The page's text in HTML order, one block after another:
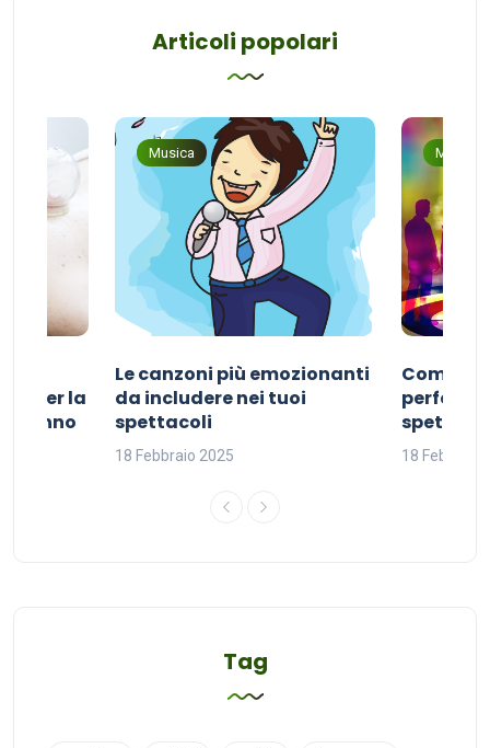
Articoli popolari
per la
sonno
Musica
Le canzoni più emozionanti
da includere nei tuoi
spettacoli
18 Febbraio 2025
Musica
Come
perfetta
18 Febbraio
Tag